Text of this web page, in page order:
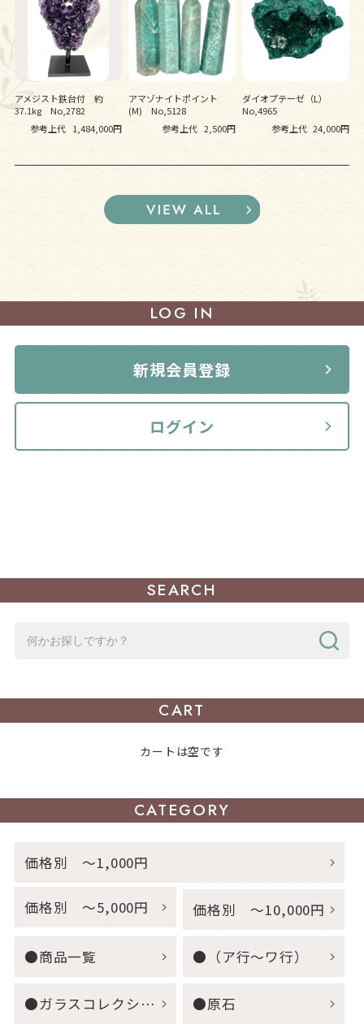
アメジスト鉄台付 約
37.1kg No,2782
参考上代 1,484,000円
アマゾナイトポイント
(M) No,5128
参考上代 2,500円
ダイオプテーゼ（L）
No,4965
参考上代 24,000円
LOG IN
ログイン
新規会員登録
SEARCH
CART
カートは空です
CATEGORY
価格別 ～1,000円
価格別 ～5,000円 価格別 ～10,000円
●商品一覧 ●（ア行～ワ行）
●ガラスコレクション ●原石